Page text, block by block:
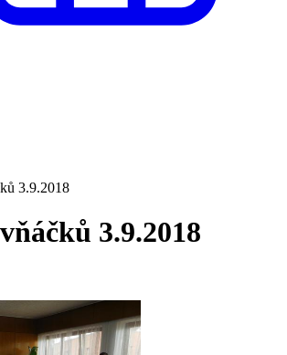
3.9.2018
3.9.2018